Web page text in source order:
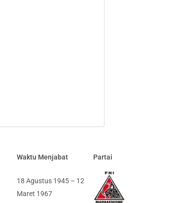
Waktu Menjabat Partai
18 Agustus 1945 – 12
Maret 1967